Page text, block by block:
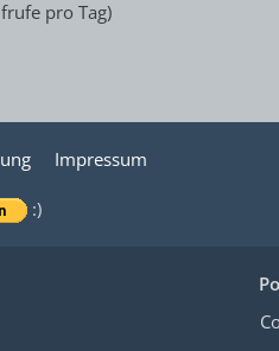
pro Tag)
Impressum
:)